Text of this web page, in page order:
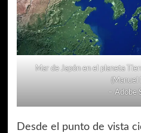
Mar de Japón en el planeta
(Manuel
– Adobe
Desde el punto de vista